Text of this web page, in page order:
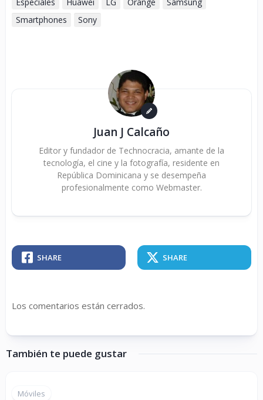
Smartphones
Sony
Juan J Calcaño
Editor y fundador de Technocracia, amante de la
tecnología, el cine y la fotografía, residente en
República Dominicana y se desempeña
profesionalmente como Webmaster.
SHARE SHARE
Los comentarios están cerrados.
También te puede gustar
Móviles